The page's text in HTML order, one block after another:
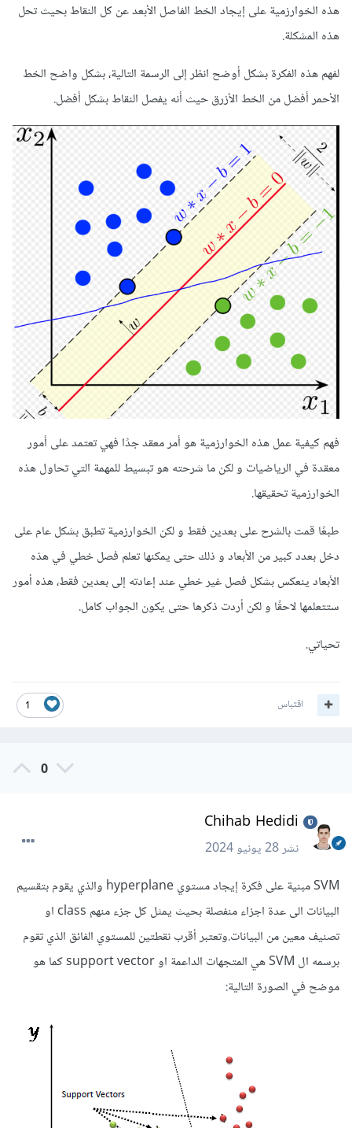
هذه الخوارزمية على إيجاد الخط الفاصل الأبعد عن كل النقاط بحيث تحل
هذه المشكلة.
لفهم هذه الفكرة بشكل أوضح انظر إلى الرسمة التالية، بشكل واضح الخط
الأحمر أفضل من الخط الأزرق حيث أنه يفصل النقاط بشكل أفضل.
فهم كيفية عمل هذه الخوارزمية هو أمر معقد جدًا فهي تعتمد على أمور
معقدة في الرياضيات و لكن ما شرحته هو تبسيط للمهمة التي تحاول هذه
الخوارزمية تحقيقها.
طبعًا قمت بالشرح على بعدين فقط و لكن الخوارزمية تطبق بشكل عام على
دخل بعدد كبير من الأبعاد و ذلك حتى يمكنها تعلم فصل خطي في هذه
الأبعاد ينعكس بشكل فصل غير خطي عند إعادته إلى بعدين فقط، هذه أمور
ستتعلمها لاحقًا و لكن أردت ذكرها حتى يكون الجواب كامل.
تحياتي.
1 اقتباس
0
Chihab Hedidi
نشر28 يونيو 2024
SVM مبنية على فكرة إيجاد مستوي hyperplane والذي يقوم بتقسيم
البيانات الى عدة اجزاء منفصلة بحيث يمثل كل جزء منهم class او
تصنيف معين من البيانات.وتعتبر أقرب نقطتين للمستوي الفائق الذي تقوم
برسمه ال SVM هي المتجهات الداعمة او support vector كما هو
موضح في الصورة التالية: